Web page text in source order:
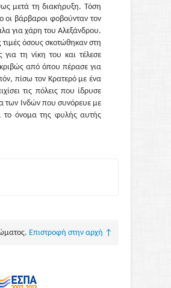
μετά τη διακήρυξη. Τόση
οι βάρβαροι φοβούνταν τον
για χάρη του Αλεξάνδρου.
όσους σκοτώθηκαν στη
τη νίκη του και τέλεσε
από όπου πέρασε για
πίσω τον Κρατερό με ένα
τις πόλεις που ίδρυσε
των Ινδών που συνόρευε με
το όνομα της φυλής αυτής
κατοίκους, πάντως όχι
πίσω στη χώρα του
Επιστροφή στην αρχή ↑